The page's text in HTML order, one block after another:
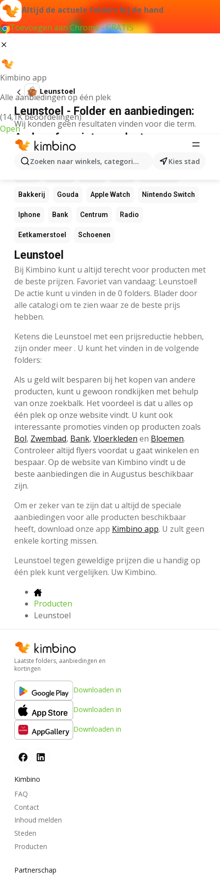
Altijd de actuele folders bij de hand
Toevoegen aan Chrome - GRATIS
Kimbino app
Alle aanbiedingen op één plek
(14,1K beoordelingen)
Open
Zoeken naar winkels, categorieën, producten...
Kies stad
Leunstoel
Leunstoel - Folder en aanbiedingen:
Wij konden geen resultaten vinden voor die term.
Andere favoriete producten
Bakkerij Gouda Apple Watch Nintendo Switch
Iphone Bank Centrum Radio
Eetkamerstoel Schoenen
Leunstoel
Bij Kimbino kunt u altijd terecht voor producten met
de beste prijzen. Favoriet van vandaag: Leunstoel!
De actie kunt u vinden in de 0 folders. Blader door
alle catalogi om te zien waar ze de beste prijs
hebben.
Ketens die Leunstoel met een prijsreductie hebben,
zijn onder meer . U kunt het vinden in de volgende
folders:
Als u geld wilt besparen bij het kopen van andere
producten, kunt u gewoon rondkijken met behulp
van onze zoekbalk. Het voordeel is dat u alles op
één plek op onze website vindt. U kunt ook
interessante promoties vinden op producten zoals
Bol, Zwembad, Bank, Vloerkleden en Bloemen.
Controleer altijd flyers voordat u gaat winkelen en
bespaar. Op de website van Kimbino vindt u de
beste aanbiedingen die in Augustus beschikbaar
zijn.
Om er zeker van te zijn dat u altijd de speciale
aanbiedingen voor alle producten beschikbaar
heeft, download onze app Kimbino app. U zult geen
enkele korting missen.
Leunstoel tegen geweldige prijzen die u handig op
één plek kunt vergelijken. Uw Kimbino.
Producten
Leunstoel
Laatste folders, aanbiedingen en
kortingen
Downloaden in
Downloaden in
Downloaden in
Kimbino
FAQ
Contact
Inhoud melden
Steden
Producten
Partnerschap